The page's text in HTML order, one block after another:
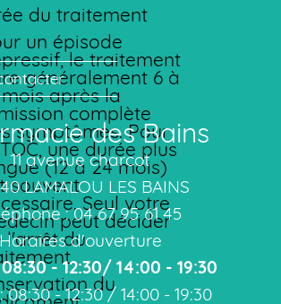
du traitement
un épisode
le traitement
généralement 6 à
mois après la
complète
symptômes. Pour
une durée plus
(12 à 24 mois)
souvent
Seul votre
peut décider
l'arrêt du
du
des Bains
11 avenue charcot
LAMALOU LES BAINS
: 04 67 95 61 45
Horaires d'ouverture
- 12:30/ 14:00 - 19:30
08:30 - 12:30 / 14:00 - 19:30